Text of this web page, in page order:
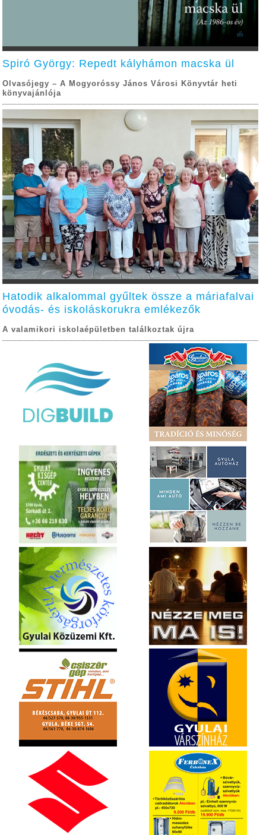
Spiró György: Repedt kályhámon macska ül
Olvasójegy – A Mogyoróssy János Városi Könyvtár heti
könyvajánlója
Hatodik alkalommal gyűltek össze a máriafalvai
óvodás- és iskoláskorukra emlékezők
A valamikori iskolaépületben találkoztak újra